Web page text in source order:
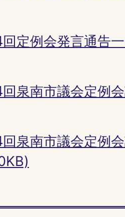
定例会発言通告
泉南市議会定例
泉南市議会定例